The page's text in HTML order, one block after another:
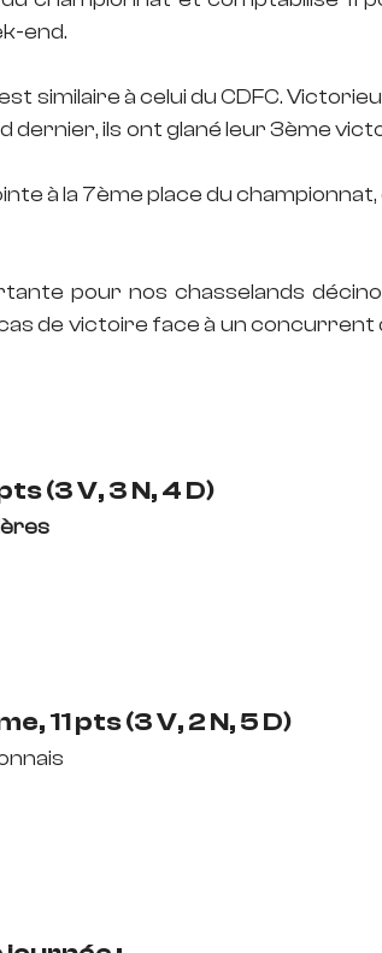
end.
similaire à celui du CDFC.
dernier, ils ont glané leur 3ème
à la 7ème place du
pour nos chasselands
de victoire face à un
(3 V, 3 N, 4 D)
11 pts (3 V, 2 N, 5 D)